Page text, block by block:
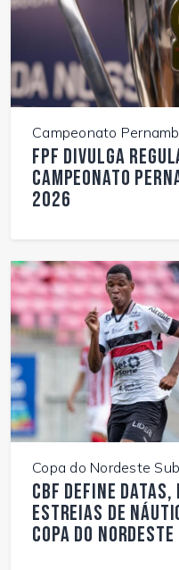
Campeonato
FPF divulga
Campeonato
2026
Copa do Nordeste
CBF define
estreias de
Copa do Nordeste